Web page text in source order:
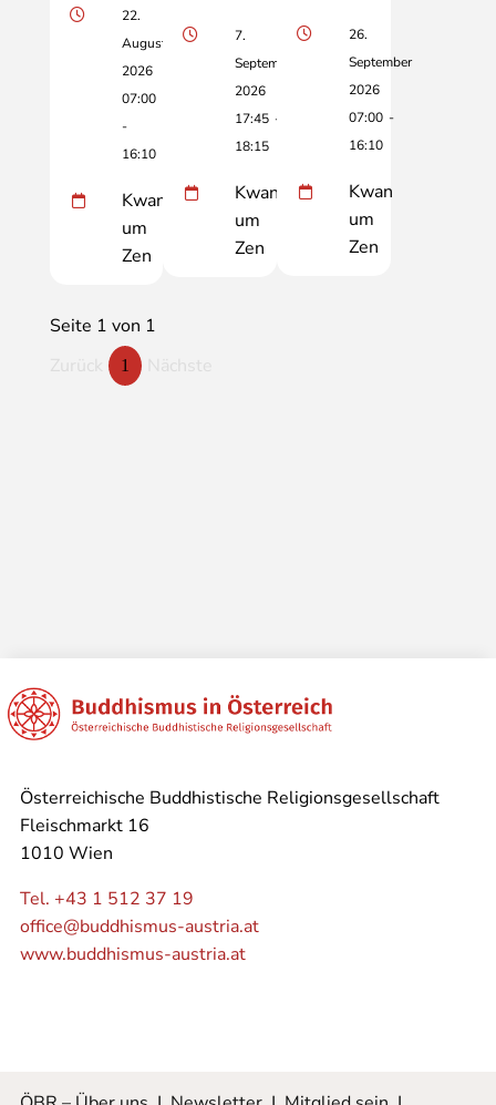
22.
August
2026
07:00
-
16:10
Kwan
um
Zen
7.
September
2026
17:45 -
18:15
Kwan
um
Zen
26.
September
2026
07:00 -
16:10
Kwan
um
Zen
Seite 1 von 1
1
Österreichische Buddhistische Religionsgesellschaft
Fleischmarkt 16
1010 Wien
Tel. +43 1 512 37 19
office@buddhismus-austria.at
www.buddhismus-austria.at